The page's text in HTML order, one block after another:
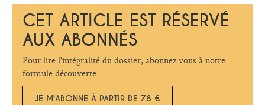
CET ARTICLE EST RÉSERVÉ
AUX ABONNÉS
Pour lire l'intégralité du dossier, abonnez vous à notre
formule découverte
JE M'ABONNE À PARTIR DE 78 €